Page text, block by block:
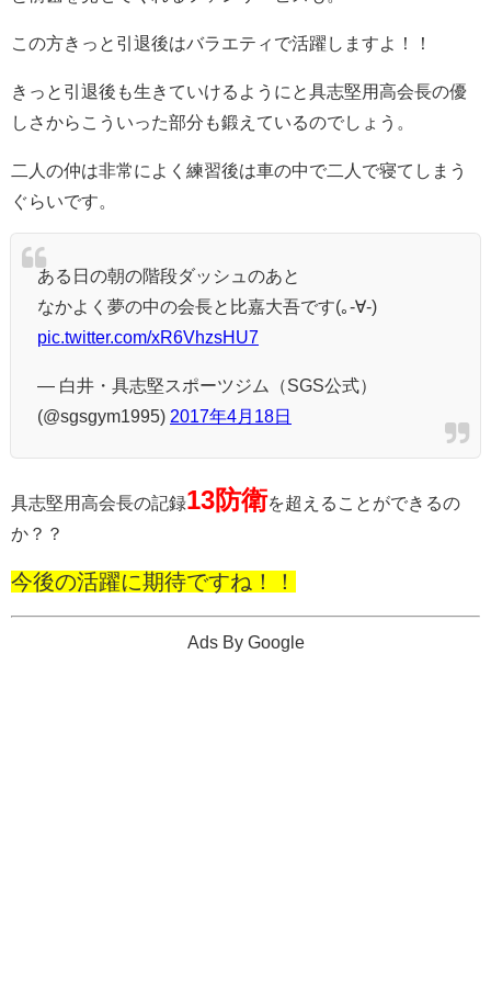
この方きっと引退後はバラエティで活躍しますよ！！
きっと引退後も生きていけるようにと具志堅用高会長の優
しさからこういった部分も鍛えているのでしょう。
二人の仲は非常によく練習後は車の中で二人で寝てしまう
ぐらいです。
ある日の朝の階段ダッシュのあと
なかよく夢の中の会長と比嘉大吾です(｡-∀-)
pic.twitter.com/xR6VhzsHU7
— 白井・具志堅スポーツジム（SGS公式）
(@sgsgym1995) 2017年4月18日
具志堅用高会長の記録13防衛を超えることができるの
か？？
今後の活躍に期待ですね！！
Ads By Google